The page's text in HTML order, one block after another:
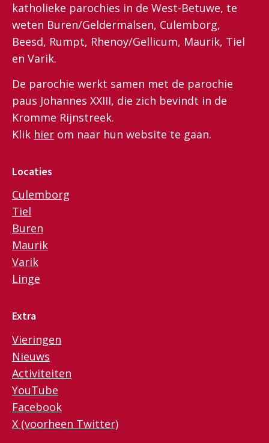
katholieke parochies in de West-Betuwe, te
weten Buren/Geldermalsen, Culemborg,
Beesd, Rumpt, Rhenoy/Gellicum, Maurik, Tiel
en Varik.
De parochie werkt samen met de parochie
paus Johannes XXIII, die zich bevindt in de
Kromme Rijnstreek.
Klik hier om naar hun website te gaan.
Locaties
Culemborg
Tiel
Buren
Maurik
Varik
Linge
Extra
Vieringen
Nieuws
Activiteiten
YouTube
Facebook
X (voorheen Twitter)